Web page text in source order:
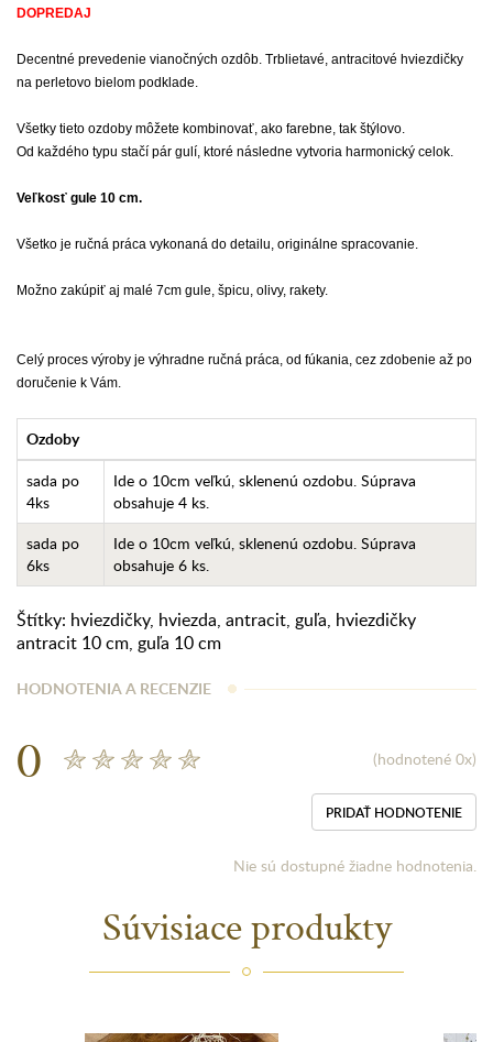
DOPREDAJ
Decentné prevedenie vianočných ozdôb. Trblietavé, antracitové hviezdičky
na perletovo bielom podklade.
Všetky tieto ozdoby môžete kombinovať, ako farebne, tak štýlovo.
Od každého typu stačí pár gulí, ktoré následne vytvoria harmonický celok.
Veľkosť gule 10 cm.
Všetko je ručná práca vykonaná do detailu, originálne spracovanie.
Možno zakúpiť aj malé 7cm gule, špicu, olivy, rakety.
Celý proces výroby je výhradne ručná práca, od fúkania, cez zdobenie až po
doručenie k Vám.
Ozdoby
sada po
4ks
Ide o 10cm veľkú, sklenenú ozdobu. Súprava
obsahuje 4 ks.
sada po
6ks
Ide o 10cm veľkú, sklenenú ozdobu. Súprava
obsahuje 6 ks.
Štítky: hviezdičky, hviezda, antracit, guľa, hviezdičky
antracit 10 cm, guľa 10 cm
HODNOTENIA A RECENZIE
0 (hodnotené 0x)
PRIDAŤ HODNOTENIE
Nie sú dostupné žiadne hodnotenia.
Súvisiace produkty